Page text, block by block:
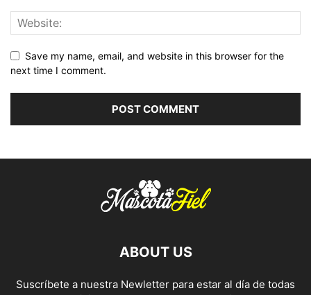
Save my name, email, and website in this browser for the
next time I comment.
ABOUT US
Suscríbete a nuestra Newletter para estar al día de todas